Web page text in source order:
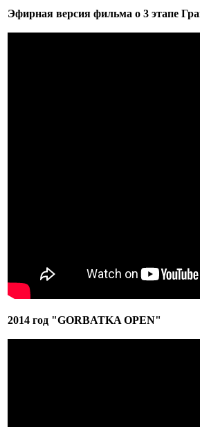
Эфирная версия фильма о 3 этапе
2014 год "GORBATKA OPEN"